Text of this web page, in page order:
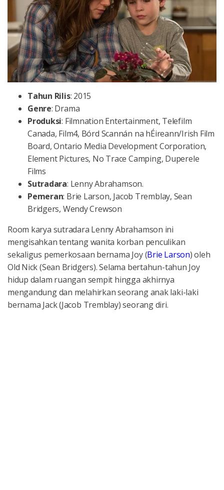
Tahun Rilis: 2015
Genre: Drama
Produksi: Filmnation Entertainment, Telefilm
Canada, Film4, Bórd Scannán na hÉireann/Irish Film
Board, Ontario Media Development Corporation,
Element Pictures, No Trace Camping, Duperele
Films
Sutradara: Lenny Abrahamson.
Pemeran: Brie Larson, Jacob Tremblay, Sean
Bridgers, Wendy Crewson
Room karya sutradara Lenny Abrahamson ini
mengisahkan tentang wanita korban penculikan
sekaligus pemerkosaan bernama Joy (Brie Larson) oleh
Old Nick (Sean Bridgers). Selama bertahun-tahun Joy
hidup dalam ruangan sempit hingga akhirnya
mengandung dan melahirkan seorang anak laki-laki
bernama Jack (Jacob Tremblay) seorang diri.